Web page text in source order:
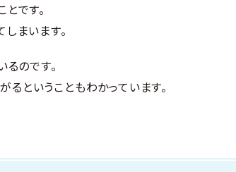
です。
まいます。
のです。
ということもわかっています。